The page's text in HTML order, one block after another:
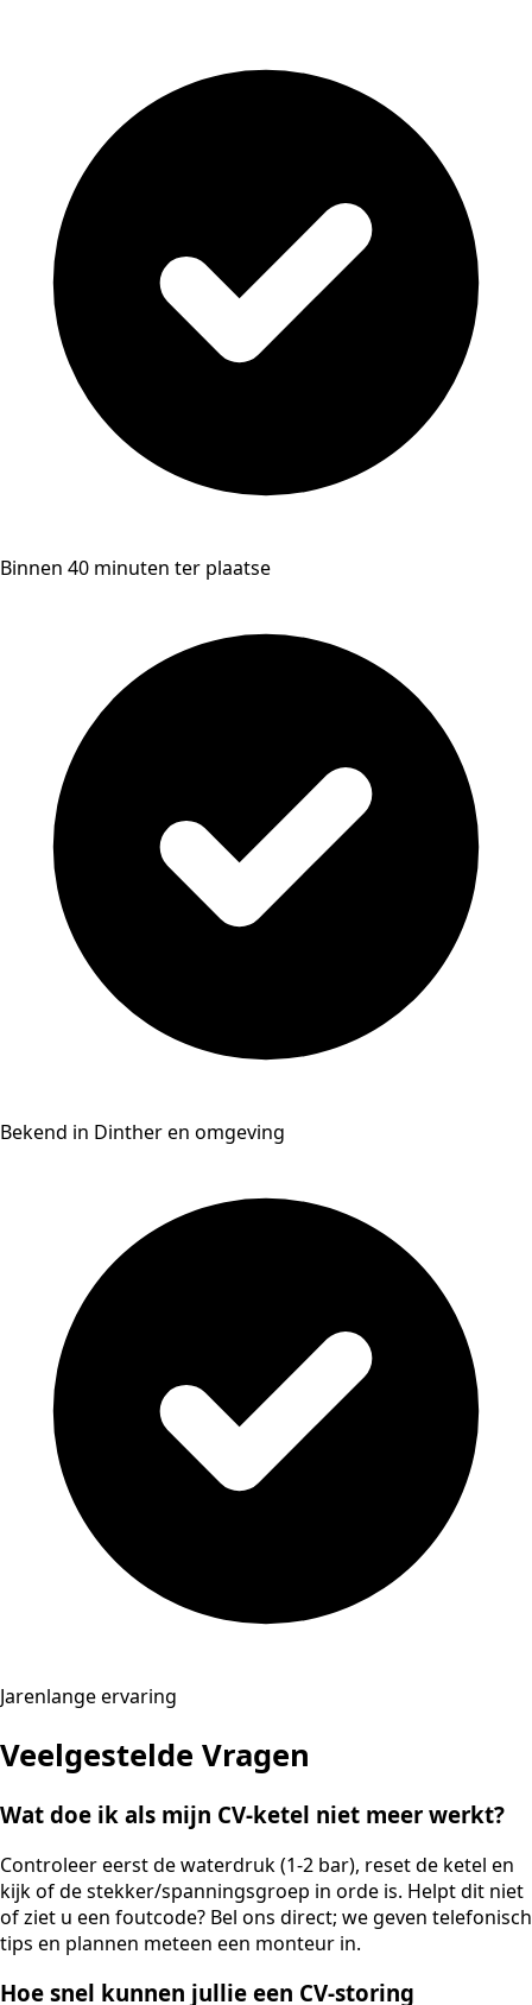
Binnen 40 minuten ter plaatse
Bekend in Dinther en omgeving
Jarenlange ervaring
Veelgestelde Vragen
Wat doe ik als mijn CV-ketel niet meer werkt?
Controleer eerst de waterdruk (1-2 bar), reset de ketel en
kijk of de stekker/spanningsgroep in orde is. Helpt dit niet
of ziet u een foutcode? Bel ons direct; we geven telefonisch
tips en plannen meteen een monteur in.
Hoe snel kunnen jullie een CV-storing